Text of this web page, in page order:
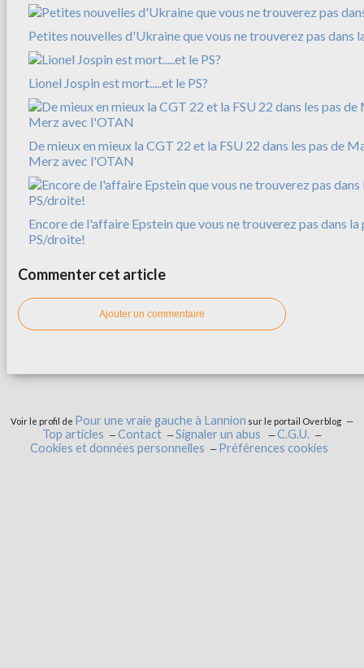
Petites nouvelles d'Ukraine que vous ne trouverez pas dans
Lionel Jospin est mort.....et le PS?
De mieux en mieux la CGT 22 et la FSU 22 dans les pas de
Merz avec l'OTAN
Encore de l'affaire Epstein que vous ne trouverez pas dans
PS/droite!
Commenter cet article
Ajouter un commentaire
Voir le profil de Pour une vraie gauche à Lannion sur le portail Overblog
Top articles Contact Signaler un abus
C.G.U.
Cookies et données personnelles
Préférences cookies